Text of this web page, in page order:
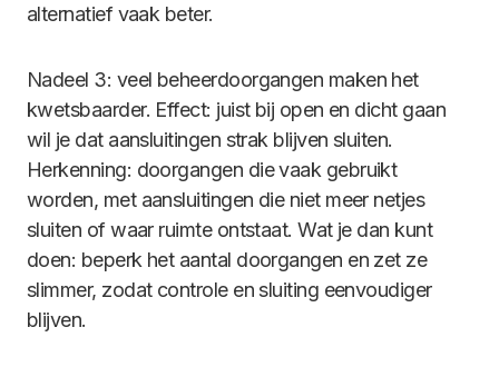
alternatief vaak beter.
Nadeel 3: veel beheerdoorgangen maken het
kwetsbaarder. Effect: juist bij open en dicht gaan
wil je dat aansluitingen strak blijven sluiten.
Herkenning: doorgangen die vaak gebruikt
worden, met aansluitingen die niet meer netjes
sluiten of waar ruimte ontstaat. Wat je dan kunt
doen: beperk het aantal doorgangen en zet ze
slimmer, zodat controle en sluiting eenvoudiger
blijven.